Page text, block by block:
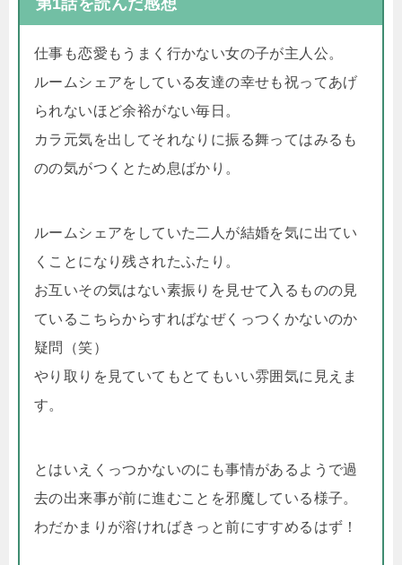
仕事も恋愛もうまく行かない女の子が主人公。
ルームシェアをしている友達の幸せも祝ってあげ
られないほど余裕がない毎日。
カラ元気を出してそれなりに振る舞ってはみるも
のの気がつくとため息ばかり。
ルームシェアをしていた二人が結婚を気に出てい
くことになり残されたふたり。
お互いその気はない素振りを見せて入るものの見
ているこちらからすればなぜくっつくかないのか
疑問（笑）
やり取りを見ていてもとてもいい雰囲気に見えま
す。
とはいえくっつかないのにも事情があるようで過
去の出来事が前に進むことを邪魔している様子。
わだかまりが溶ければきっと前にすすめるはず！